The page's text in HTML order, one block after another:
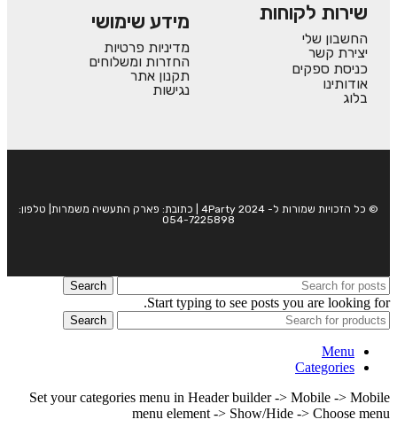
שירות לקוחות
החשבון שלי
יצירת קשר
כניסת ספקים
אודותינו
בלוג
מידע שימושי
מדיניות פרטיות
החזרות ומשלוחים
תקנון אתר
נגישות
© כל הזכויות שמורות ל- 4Party 2024 | כתובת: פארק התעשיה משמרות| טלפון:
054-7225898
Search
Start typing to see posts you are looking for.
Search
Menu
Categories
Set your categories menu in Header builder -> Mobile -> Mobile
menu element -> Show/Hide -> Choose menu